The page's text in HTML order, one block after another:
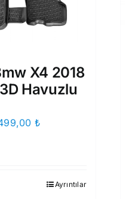
X4 2018
Havuzlu
₺
Ayrıntılar